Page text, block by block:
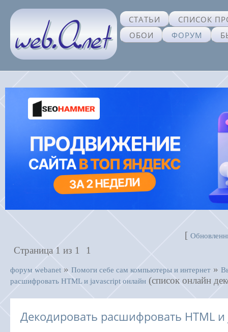
СТАТЬИ
СПИСОК
ОБОИ
ФОРУМ
[
Страница 1 из 1 1
форум webanet » Помоги себе сам компьютеры и интернет »
расшифровать HTML и javascript онлайн (список онлайн
Декодировать расшифровать HTML